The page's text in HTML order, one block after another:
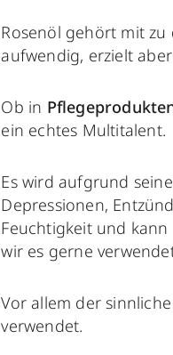
Rosenöl gehört mit
aufwendig, erzielt
Ob in
ein echtes Multitalent.
Es wird aufgrund
Depressionen,
Feuchtigkeit und
wir es gerne
Vor allem der
verwendet.